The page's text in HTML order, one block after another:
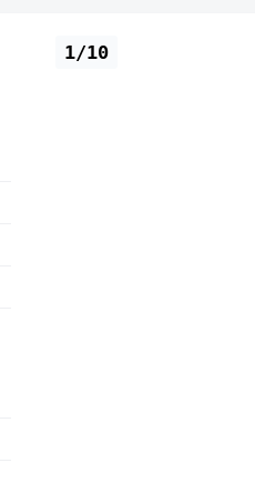
1/10